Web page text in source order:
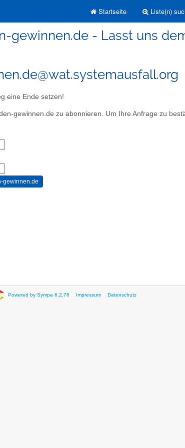
Startseite Liste(n)
gewinnen.de - Lasst uns
eine Ende setzen!
gewinnen.de zu abonnieren. Um Ihre Anfrage zu
Powered by Sympa 6.2.76 Impressum Datenschutz